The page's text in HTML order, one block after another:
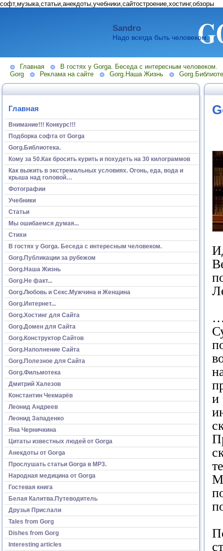
софт,музыка,статьи,анекдоты,учебники,сайтостроение,хостинг,обзоры
Sandro
Надо всегда быть человеком.
Главная
В гостях у Gorga. Беседа с интересным человеком.
Gorg
Реклама на сайте Gorg.Наша Жизнь
Главная
Внимание!!! Конкурс!!!
Подборка софта от Gorga
Gorg.Библиотека.
Кому за 50.Как бросить курить и похудеть на 30 килограммов
Как выжить в экстремальных условиях. Огонь, еда, вода и
крыша над головой…
Фотографии
Учебники
Статьи
Мы ошибаемся думая...
Стихи
В гостях у Gorga. Беседа с интересным человеком.
Gorg.Публикации за рубежом
Gorg.Наша Жизнь
Gorg.Не факт...
Gorg.Любовь и Секс.Мужчина и Женщина
Gorg.Интернет...
Gorg.Хостинг для Сайта
Gorg.Домен для Сайта
Gorg.Конструктор Сайтов
Gorg.Наполнение Сайта
Gorg.Полезное для Сайта
Gorg.Фильмотека
Дмитрий Халезов
Константин Чекмарёв
Леонид Андреев
Леонид Западенко
Яна Черничкина
Цитаты известных людей от Gorga
Анекдоты от Gorga
Прослушать статьи Gorga в МР3.
Народная медицина от Gorga
Гостевая книга
Белая Калитва.Путеводитель
Друзья Прислали
Tales from Gorg
Dishes from Gorg
Interesting articles
и